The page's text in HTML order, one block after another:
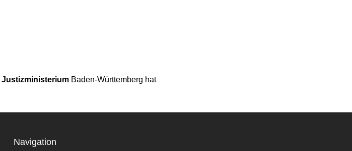
Justizministerium Baden-Württemberg hat
Navigation